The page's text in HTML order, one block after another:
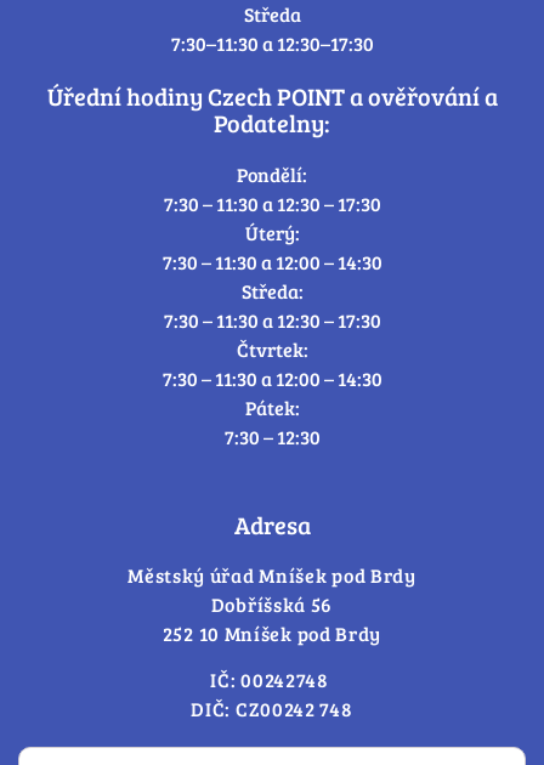
Středa
7:30–11:30 a 12:30–17:30
Úřední hodiny Czech POINT a ověřování a
Podatelny:
Pondělí:
7:30 – 11:30 a 12:30 – 17:30
Úterý:
7:30 – 11:30 a 12:00 – 14:30
Středa:
7:30 – 11:30 a 12:30 – 17:30
Čtvrtek:
7:30 – 11:30 a 12:00 – 14:30
Pátek:
7:30 – 12:30
Adresa
Městský úřad Mníšek pod Brdy
Dobříšská 56
252 10 Mníšek pod Brdy
IČ: 00242748
DIČ: CZ00242 748
Cookies – změna souhlasu